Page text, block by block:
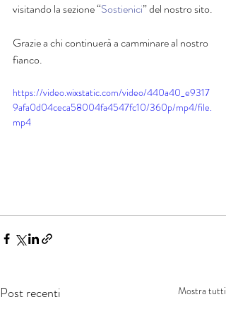
visitando la sezione “Sostienici” del nostro sito.
Grazie a chi continuerà a camminare al nostro
fianco.
https://video.wixstatic.com/video/440a40_e9317
9afa0d04ceca58004fa4547fc10/360p/mp4/file.
mp4
Post recenti Mostra tutti